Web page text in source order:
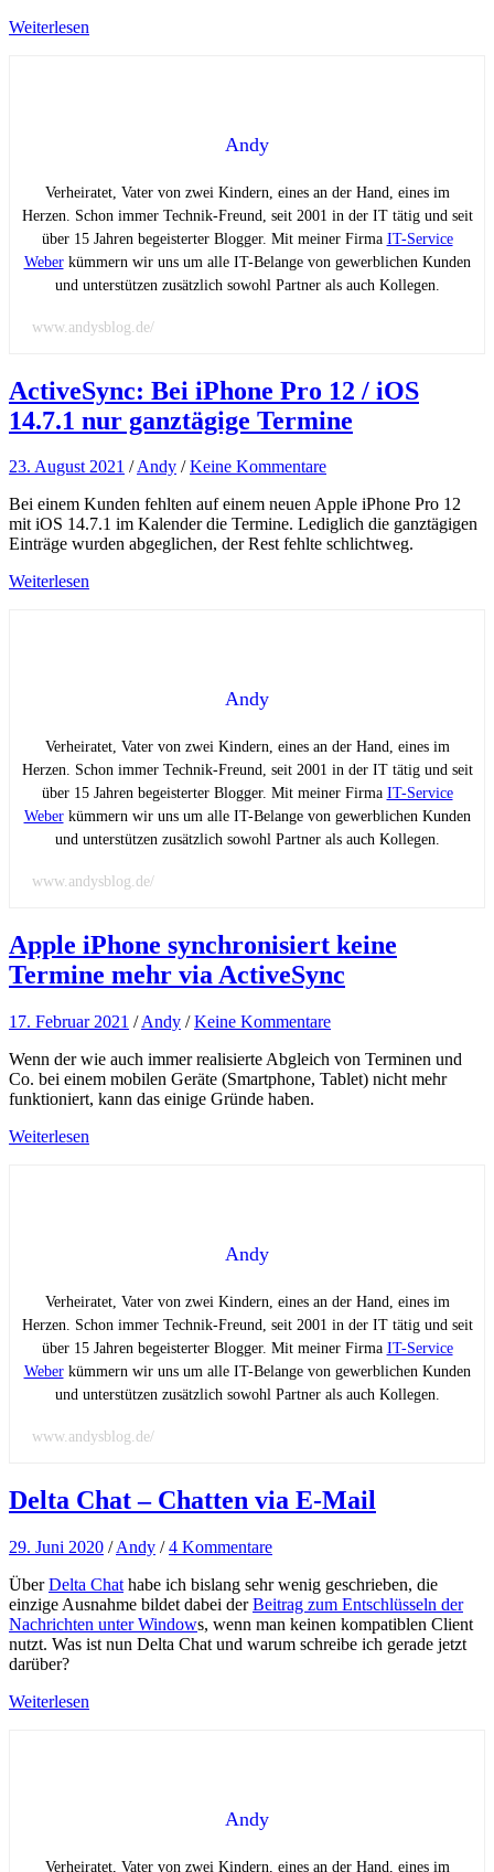
Weiterlesen
Andy
Verheiratet, Vater von zwei Kindern, eines an der Hand, eines im
Herzen. Schon immer Technik-Freund, seit 2001 in der IT tätig und seit
über 15 Jahren begeisterter Blogger. Mit meiner Firma IT-Service
Weberkümmern wir uns um alle IT-Belange von gewerblichen Kunden
und unterstützen zusätzlich sowohl Partner als auch Kollegen.
www.andysblog.de/
ActiveSync: Bei iPhone Pro 12 / iOS
14.7.1 nur ganztägige Termine
23. August 2021 /Andy /Keine Kommentare
Bei einem Kunden fehlten auf einem neuen Apple iPhone Pro 12
mit iOS 14.7.1 im Kalender die Termine. Lediglich die ganztägigen
Einträge wurden abgeglichen, der Rest fehlte schlichtweg.
Weiterlesen
Andy
Verheiratet, Vater von zwei Kindern, eines an der Hand, eines im
Herzen. Schon immer Technik-Freund, seit 2001 in der IT tätig und seit
über 15 Jahren begeisterter Blogger. Mit meiner Firma IT-Service
Weberkümmern wir uns um alle IT-Belange von gewerblichen Kunden
und unterstützen zusätzlich sowohl Partner als auch Kollegen.
www.andysblog.de/
Apple iPhone synchronisiert keine
Termine mehr via ActiveSync
17. Februar 2021 /Andy /Keine Kommentare
Wenn der wie auch immer realisierte Abgleich von Terminen und
Co. bei einem mobilen Geräte (Smartphone, Tablet) nicht mehr
funktioniert, kann das einige Gründe haben.
Weiterlesen
Andy
Verheiratet, Vater von zwei Kindern, eines an der Hand, eines im
Herzen. Schon immer Technik-Freund, seit 2001 in der IT tätig und seit
über 15 Jahren begeisterter Blogger. Mit meiner Firma IT-Service
Weberkümmern wir uns um alle IT-Belange von gewerblichen Kunden
und unterstützen zusätzlich sowohl Partner als auch Kollegen.
www.andysblog.de/
Delta Chat – Chatten via E-Mail
29. Juni 2020 /Andy /4 Kommentare
ÜberDelta Chat habe ich bislang sehr wenig geschrieben, die
einzige Ausnahme bildet dabei derBeitrag zum Entschlüsseln der
Nachrichten unter Windows, wenn man keinen kompatiblen Client
nutzt. Was ist nun Delta Chat und warum schreibe ich gerade jetzt
darüber?
Weiterlesen
Andy
Verheiratet, Vater von zwei Kindern, eines an der Hand, eines im